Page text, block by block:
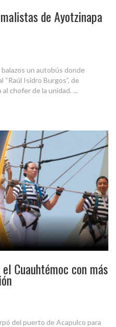
de Ayotzinapa
un autobús donde
“Raúl Isidro Burgos”, de
chofer de la unidad. ...
Cuauhtémoc con más
del puerto de Acapulco para